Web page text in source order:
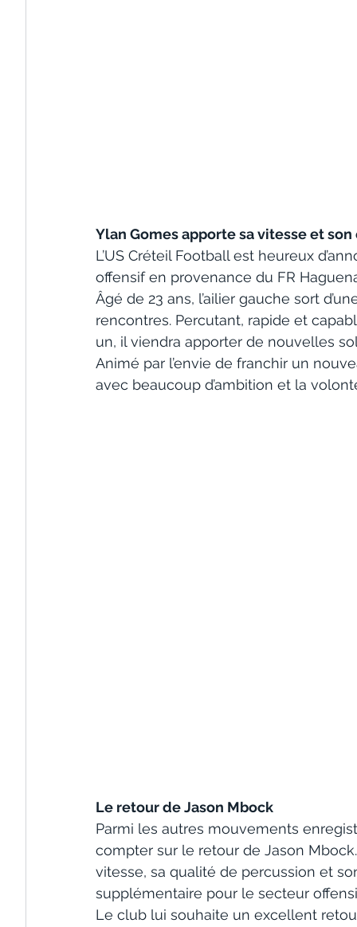
Ylan Gomes apporte sa vitesse et
L’US Créteil Football est heureux
offensif en provenance du FR
Âgé de 23 ans, l’ailier gauche sort
rencontres. Percutant, rapide et
un, il viendra apporter de nouvelles
Animé par l’envie de franchir un
avec beaucoup d’ambition et la
Le retour de Jason Mbock
Parmi les autres mouvements
compter sur le retour de Jason
vitesse, sa qualité de percussion et
supplémentaire pour le secteur
Le club lui souhaite un excellent